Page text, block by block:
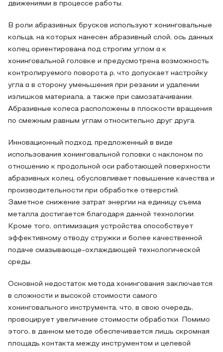
движениями в процессе работы.
В роли абразивных брусков используют хонинговальные
кольца, на которых нанесен абразивный слой, ось данных
колец ориентирована под строгим углом α к
хонинговальной головке и предусмотрена возможность
контролируемого поворота ρ, что допускает настройку
угла α в сторону уменьшения при резании и удалении
излишков материала, а также при самозатачивании.
Абразивные колеса расположены в плоскости вращения
по смежным равным углам относительно друг друга.
Инновационный подход, предложенный в виде
использования хонинговальной головки с наклоном по
отношению к продольной оси работающей поверхности
абразивных колец, обусловливает повышение качества и
производительности при обработке отверстий.
Заметное снижение затрат энергии на единицу съема
металла достигается благодаря данной технологии.
Кроме того, оптимизация устройства способствует
эффективному отводу стружки и более качественной
подаче смазывающе-охлаждающей технологической
среды.
Основной недостаток метода хонингования заключается
в сложности и высокой стоимости самого
хонинговального инструмента, что, в свою очередь,
провоцирует увеличение стоимости обработки. Помимо
этого, в данном методе обеспечивается лишь скромная
площадь контакта между инструментом и целевой